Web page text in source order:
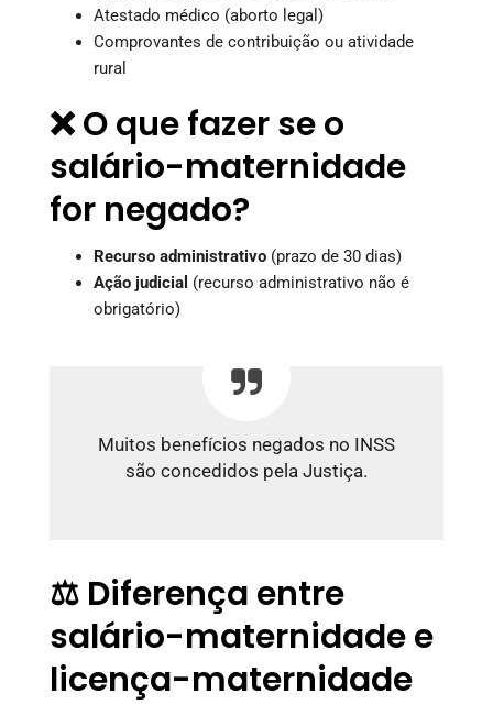
Atestado médico (aborto legal)
Comprovantes de contribuição ou atividade
rural
❌ O que fazer se o
salário-maternidade
for negado?
Recurso administrativo (prazo de 30 dias)
Ação judicial (recurso administrativo não é
obrigatório)
Muitos benefícios negados no INSS
são concedidos pela Justiça.
⚖️ Diferença entre
salário-maternidade e
licença-maternidade